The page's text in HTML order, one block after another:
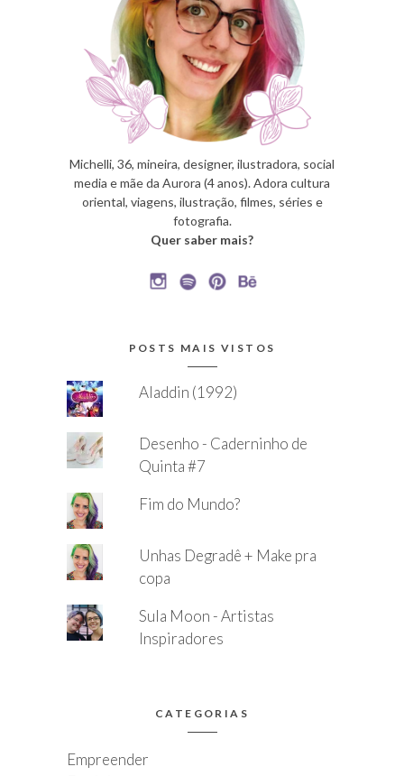
Michelli, 36, mineira, designer, ilustradora, social
media e mãe da Aurora (4 anos). Adora cultura
oriental, viagens, ilustração, filmes, séries e
fotografia.
Quer saber mais?
POSTS MAIS VISTOS
Aladdin (1992)
Desenho - Caderninho de
Quinta #7
Fim do Mundo?
Unhas Degradê + Make pra
copa
Sula Moon - Artistas
Inspiradores
CATEGORIAS
Empreender